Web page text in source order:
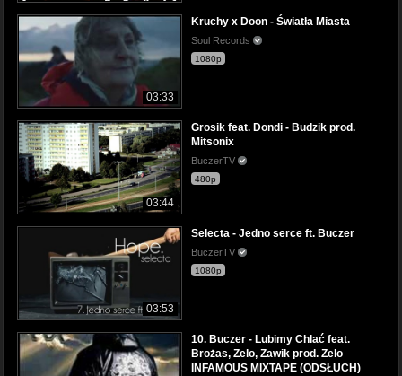
03:33
Kruchy x Doon - Światła Miasta
Soul Records
1080p
03:44
Grosik feat. Dondi - Budzik prod.
Mitsonix
BuczerTV
480p
03:53
Selecta - Jedno serce ft. Buczer
BuczerTV
1080p
10. Buczer - Lubimy Chlać feat.
Brożas, Zelo, Zawik prod. Zelo
INFAMOUS MIXTAPE (ODSŁUCH)